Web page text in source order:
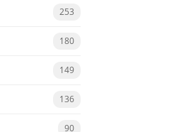
253
180
149
136
90